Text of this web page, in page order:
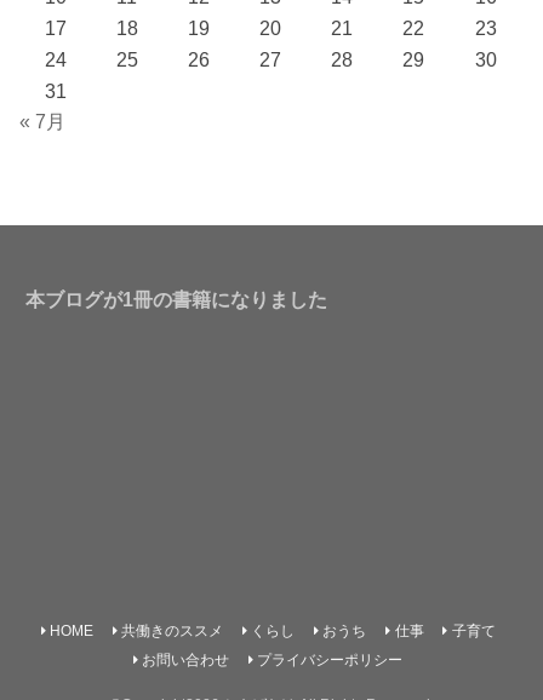
17
18 19 20 21 22
23
24
25 26 27 28 29
30
31
« 7月
本ブログが1冊の書籍になりました
HOME 共働きのススメ くらし おうち 仕事
子育て
お問い合わせ
プライバシーポリシー